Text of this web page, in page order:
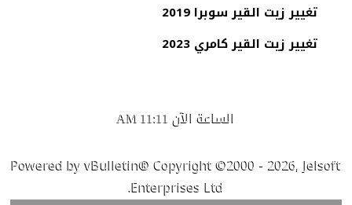
تغيير زيت القير سوبرا 2019
تغيير زيت القير كامري 2023
الساعة الآن 11:11 AM
Powered by vBulletin® Copyright ©2000 - 2026, Jelsoft
Enterprises Ltd.